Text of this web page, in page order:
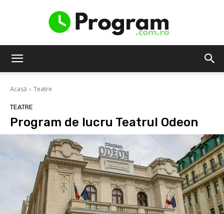
Acasă Teatre
TEATRE
Program de lucru Teatrul Odeon